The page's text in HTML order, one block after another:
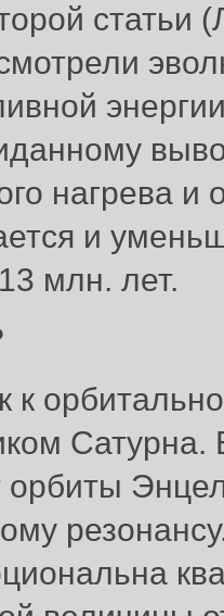
статьи
нагрева
и
млн. лет.
к
орбиты